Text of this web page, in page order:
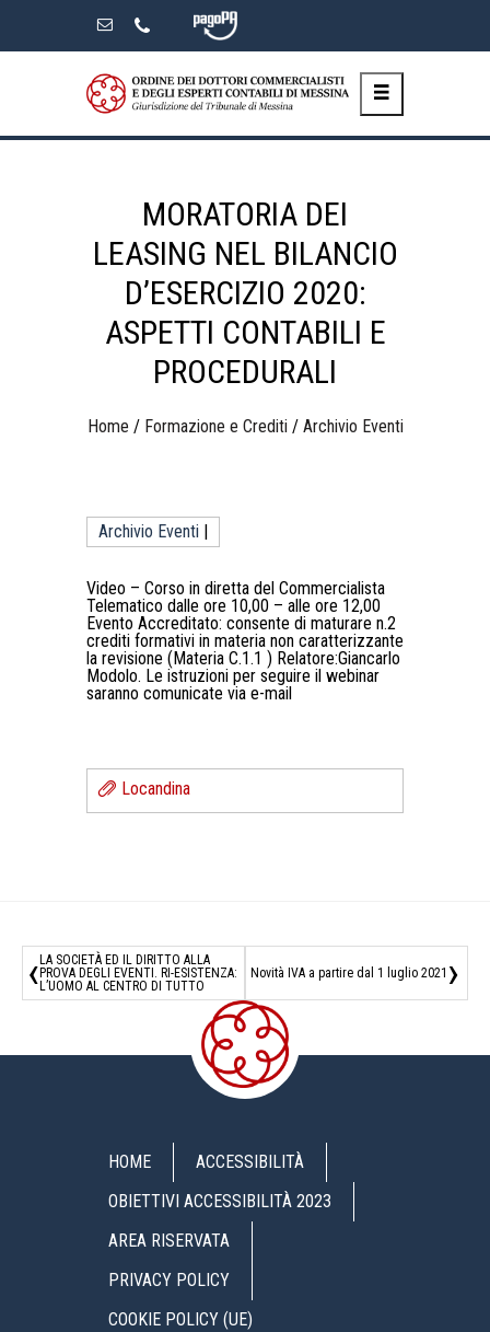
MORATORIA DEI
LEASING NEL BILANCIO
D’ESERCIZIO 2020:
ASPETTI CONTABILI E
PROCEDURALI
Home / Formazione e Crediti / Archivio Eventi
Archivio Eventi
Video – Corso in diretta del Commercialista
Telematico dalle ore 10,00 – alle ore 12,00
Evento Accreditato: consente di maturare n.2
crediti formativi in materia non caratterizzante
la revisione (Materia C.1.1 ) Relatore:Giancarlo
Modolo. Le istruzioni per seguire il webinar
saranno comunicate via e-mail
Locandina
‹ LA SOCIETÀ ED IL DIRITTO ALLA
PROVA DEGLI EVENTI. RI-ESISTENZA:
L’UOMO AL CENTRO DI TUTTO
Novità IVA a partire dal 1 luglio 2021 ›
HOME
ACCESSIBILITÀ
OBIETTIVI ACCESSIBILITÀ 2023
AREA RISERVATA
PRIVACY POLICY
COOKIE POLICY (UE)